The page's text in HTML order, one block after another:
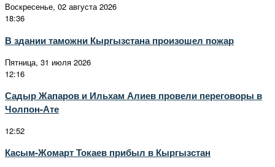
Воскресенье, 02 августа 2026
18:36
В здании таможни Кыргызстана произошел пожар
Пятница, 31 июля 2026
12:16
Садыр Жапаров и Ильхам Алиев провели переговоры в
Чолпон-Ате
12:52
Касым-Жомарт Токаев прибыл в Кыргызстан